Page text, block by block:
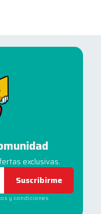
exclusivas.
Suscribirme
y condiciones